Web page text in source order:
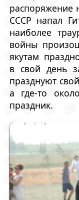
распоряжение
СССР напал
наиболее
войны
якутам
в свой день
празднуют
а где-то
праздник.